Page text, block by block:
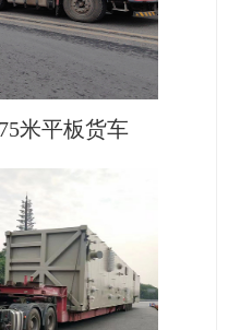
米平板货车